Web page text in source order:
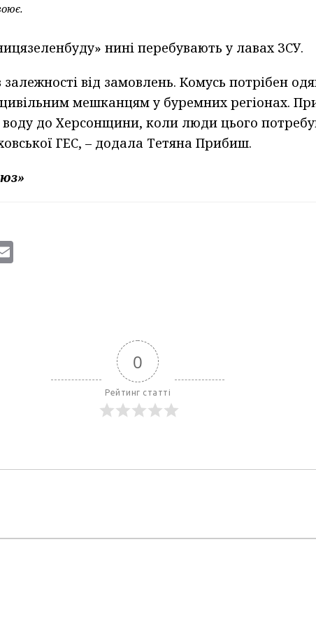
нині перебувають у лавах ЗСУ.
від замовлень. Комусь потрібен
мешканцям у буремних регіонах.
воду до Херсонщини, коли люди цього
ГЕС, – додала Тетяна Прибиш.
0
Рейтинг статті